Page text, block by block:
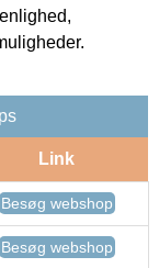
Link
Besøg webshop
Besøg webshop